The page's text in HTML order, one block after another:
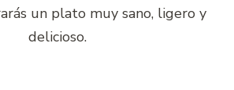
un plato muy sano, ligero y
delicioso.